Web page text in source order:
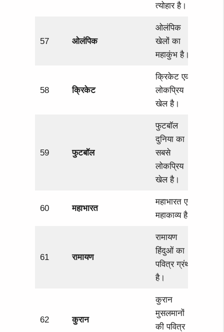
त्योहार है।
57 ओलंपिक
ओलंपिक
खेलों का
महाकुंभ है।
58 क्रिकेट
क्रिकेट एक
लोकप्रिय
खेल है।
59 फुटबॉल
फुटबॉल
दुनिया का
सबसे
लोकप्रिय
खेल है।
60 महाभारत
महाभारत एक
महाकाव्य है।
61 रामायण
रामायण
हिंदुओं का
पवित्र ग्रंथ
है।
62 कुरान
कुरान
मुसलमानों
की पवित्र